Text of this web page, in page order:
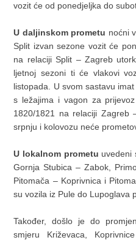
vozit će od ponedjeljka do
U daljinskom prometu noćni
Split izvan sezone vozit će
na relaciji Split – Zagreb
ljetnoj sezoni ti će vlakovi
listopada. U svom sastavu
s ležajima i vagon za
1820/1821 na relaciji
srpnju i kolovozu neće
U lokalnom prometu uvedeni
Gornja Stubica – Zabok,
Pitomača – Koprivnica i
su vozila iz Pule do Lupoglava
Također, došlo je do
smjeru Križevaca,